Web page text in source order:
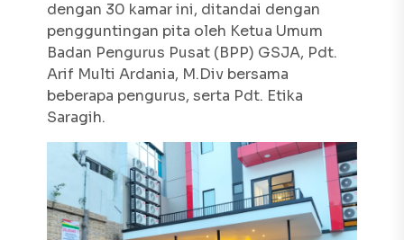
dengan 30 kamar ini, ditandai dengan
pengguntingan pita oleh Ketua Umum
Badan Pengurus Pusat (BPP) GSJA, Pdt.
Arif Multi Ardania, M.Div bersama
beberapa pengurus, serta Pdt. Etika
Saragih.